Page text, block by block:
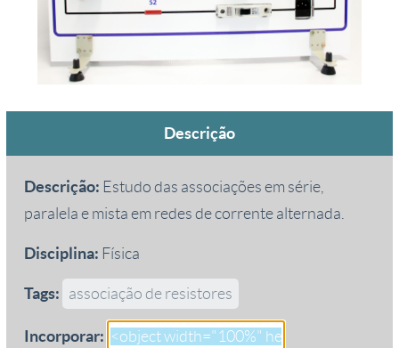
Descrição
Descrição: Estudo das associações em série,
paralela e mista em redes de corrente alternada.
Disciplina: Física
Tags: associação de resistores
Incorporar: